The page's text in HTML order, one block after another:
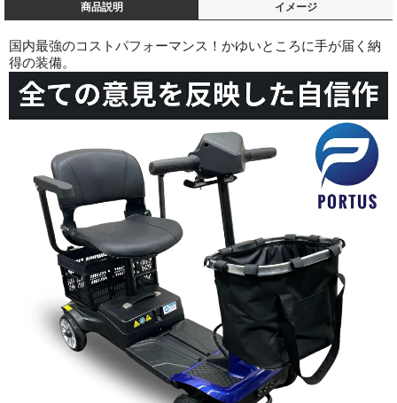
商品説明 イメージ
国内最強のコストパフォーマンス！かゆいところに手が届く納
得の装備。